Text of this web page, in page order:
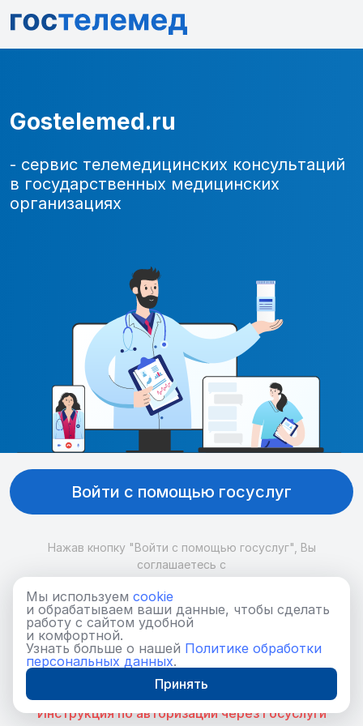
Gostelemed.ru
- сервис телемедицинских консультаций
в государственных медицинских
организациях
Войти с помощью госуслуг
Нажав кнопку "Войти с помощью госуслуг", Вы
соглашаетесь с
политикой обработки персональных данных
и
пользовательским соглашением.
Что делать, если я не имею учётной записи портала
Государственных услуг?
Инструкция по авторизации через Госуслуги
Мы используем cookie
и обрабатываем ваши данные, чтобы сделать
работу с сайтом удобной
и комфортной.
Узнать больше о нашей Политике обработки
персональных данных.
Принять